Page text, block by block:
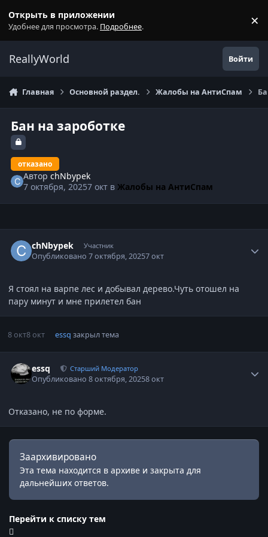
Открыть в приложении
Удобнее для просмотра. Подробнее. ×
ReallyWorld Войти
Главная Основной раздел. Жалобы на АнтиСпам
Бан на зароботке
отказано
АвторchNbypek
7 октября, 20257 окт в Жалобы на АнтиСпам
chNbypek Участник
Опубликовано7 октября, 20257 окт
Я стоял на варпе лес и добывал дерево.Чуть отошел на
пару минут и мне прилетел бан
8 окт8 окт essq закрыл тема
essq Старший Модератор
Опубликовано8 октября, 20258 окт
Отказано, не по форме.
Заархивировано
Эта тема находится в архиве и закрыта для
дальнейших ответов.
Перейти к списку тем